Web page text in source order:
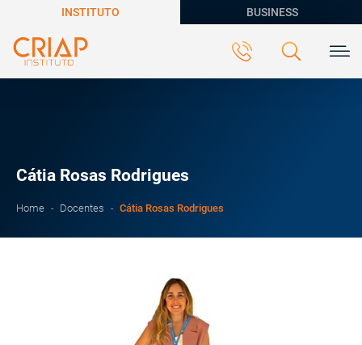
INSTITUTO BUSINESS
Cátia Rosas Rodrigues
Home Docentes Cátia Rosas Rodrigues